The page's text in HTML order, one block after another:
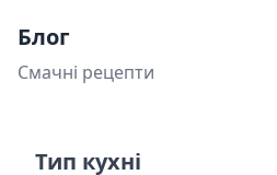
Блог
Смачні рецепти
Тип кухні